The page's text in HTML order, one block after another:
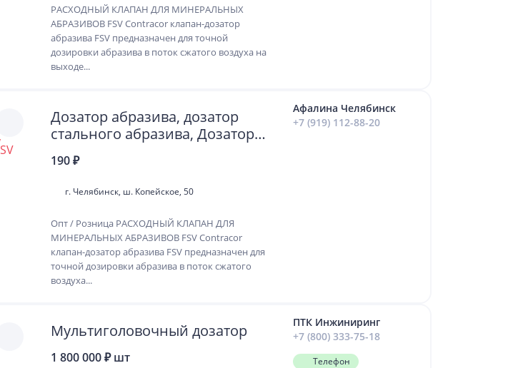
РАСХОДНЫЙ КЛАПАН ДЛЯ МИНЕРАЛЬНЫХ
АБРАЗИВОВ FSV Contracor клапан-дозатор
абразива FSV предназначен для точной
дозировки абразива в поток сжатого воздуха на
выходе...
Дозатор абразива, дозатор
стального абразива, Дозатор
абразива, FSV (ФСВ)
190 ₽
г. Челябинск, ш. Копейское, 50
Опт / Розница РАСХОДНЫЙ КЛАПАН ДЛЯ
МИНЕРАЛЬНЫХ АБРАЗИВОВ FSV Contracor
клапан-дозатор абразива FSV предназначен для
точной дозировки абразива в поток сжатого
воздуха...
Афалина Челябинск
+7 (919) 112-88-20
Мультиголовочный дозатор
1 800 000 ₽ шт
ПТК Инжиниринг
+7 (800) 333-75-18
Телефон